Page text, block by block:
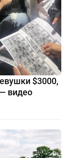
$3000,
видео